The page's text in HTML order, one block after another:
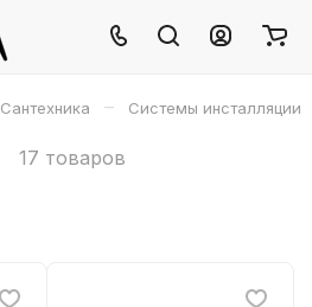
Сантехника – Системы инсталляции
17 товаров